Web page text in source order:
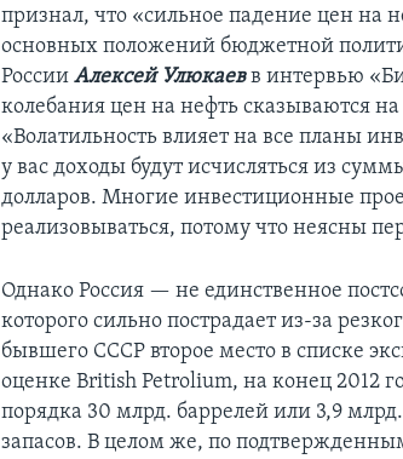
признал, что «сильное падение цен на
основных положений бюджетной
РоссииАлексей Улюкаевв интервью
колебания цен на нефть сказываются
«Волатильность влияет на все планы
у вас доходы будут исчисляться из
долларов. Многие инвестиционные
реализовываться, потому что неясны
Однако Россия — не единственное
которого сильно пострадает из-за
бывшего СССР второе место в списке
оценке British Petrolium, на конец 2012
порядка 30 млрд. баррелей или 3,9
запасов. В целом же, по